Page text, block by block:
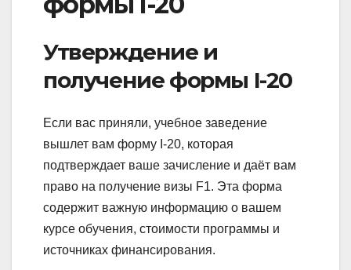
Утверждение и
получение формы I-20
Если вас приняли, учебное заведение
вышлет вам форму I-20, которая
подтверждает ваше зачисление и даёт вам
право на получение визы F1. Эта форма
содержит важную информацию о вашем
курсе обучения, стоимости программы и
источниках финансирования.